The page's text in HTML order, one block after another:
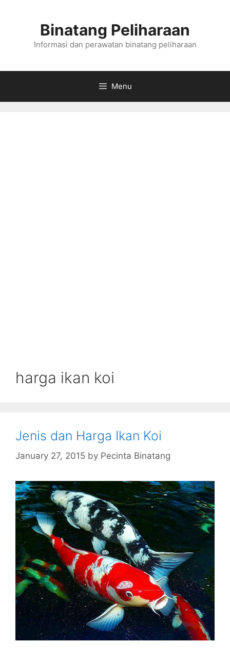
Binatang Peliharaan
Informasi dan perawatan binatang peliharaan
Menu
harga ikan koi
Jenis dan Harga Ikan Koi
January 27, 2015 by Pecinta Binatang